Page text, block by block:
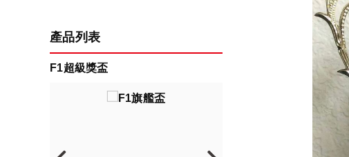
產品列表
F1超級獎盃